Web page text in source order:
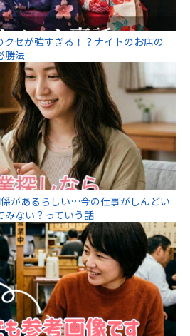
クセが強すぎる！？ナイトのお店の
勝法
係があるらしい…今の仕事がしんどい
みない？っていう話